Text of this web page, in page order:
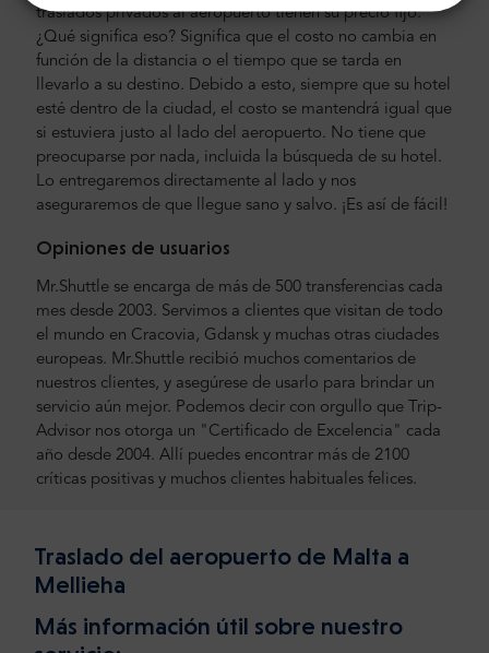
traslados privados al aeropuerto tienen su precio fijo.
¿Qué significa eso? Significa que el costo no cambia en
función de la distancia o el tiempo que se tarda en
llevarlo a su destino. Debido a esto, siempre que su hotel
esté dentro de la ciudad, el costo se mantendrá igual que
si estuviera justo al lado del aeropuerto. No tiene que
preocuparse por nada, incluida la búsqueda de su hotel.
Lo entregaremos directamente al lado y nos
aseguraremos de que llegue sano y salvo. ¡Es así de fácil!
Opiniones de usuarios
Mr.Shuttle se encarga de más de 500 transferencias cada
mes desde 2003. Servimos a clientes que visitan de todo
el mundo en Cracovia, Gdansk y muchas otras ciudades
europeas. Mr.Shuttle recibió muchos comentarios de
nuestros clientes, y asegúrese de usarlo para brindar un
servicio aún mejor. Podemos decir con orgullo que Trip-
Advisor nos otorga un "Certificado de Excelencia" cada
año desde 2004. Allí puedes encontrar más de 2100
críticas positivas y muchos clientes habituales felices.
Traslado del aeropuerto de Malta a
Mellieha
Más información útil sobre nuestro